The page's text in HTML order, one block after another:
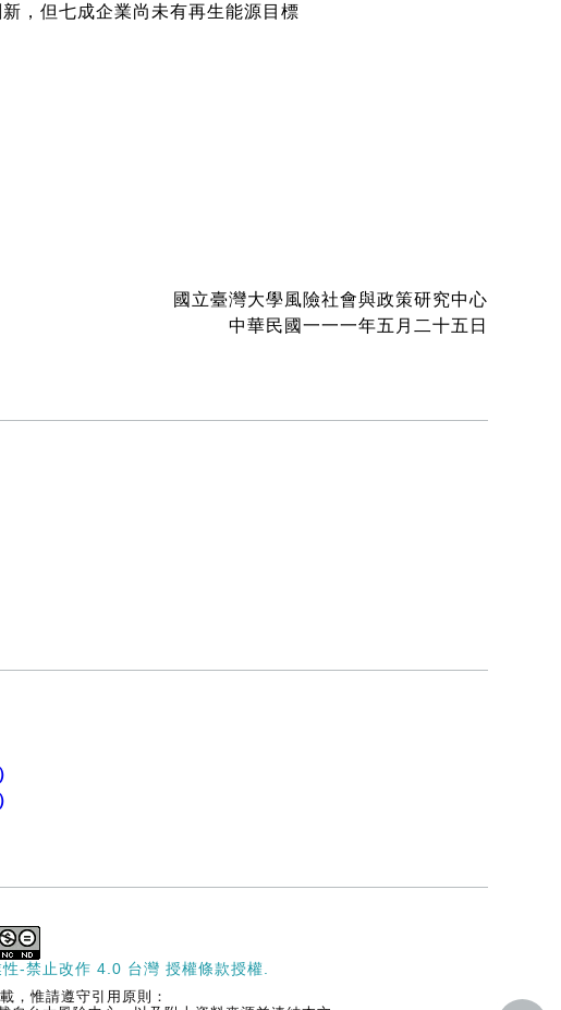
，但七成企業尚未有再生能源目標
國立臺灣大學風險社會與政策研究中心
中華民國一一一年五月二十五日
-禁止改作 4.0 台灣 授權條款授權.
，惟請遵守引用原則：